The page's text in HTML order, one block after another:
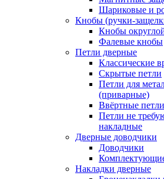
Шариковые и
Кнобы (ручки-
Кнобы
Фалевые кнобы
Петли дверные
Классические
Скрытые петли
Петли для
(приварные)
Ввёртные петли
Петли не
накладные
Дверные доводчики
Доводчики
Накладки дверные